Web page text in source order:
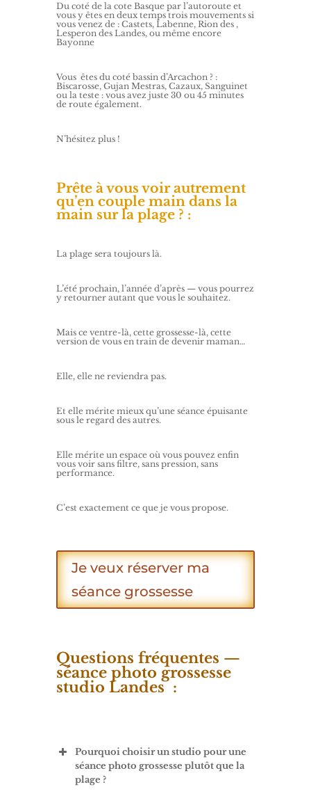
Du coté de la cote Basque par l’autoroute et
vous y êtes en deux temps trois mouvements si
vous venez de : Castets, Labenne, Rion des ,
Lesperon des Landes, ou même encore
Bayonne
Vous êtes du coté bassin d’Arcachon ? :
Biscarosse, Gujan Mestras, Cazaux, Sanguinet
ou la teste : vous avez juste 30 ou 45 minutes
de route également.
N’hésitez plus !
Prête à vous voir autrement
qu’en couple main dans la
main sur la plage ? :
La plage sera toujours là.
L’été prochain, l’année d’après — vous pourrez
y retourner autant que vous le souhaitez.
Mais ce ventre-là, cette grossesse-là, cette
version de vous en train de devenir maman…
Elle, elle ne reviendra pas.
Et elle mérite mieux qu’une séance épuisante
sous le regard des autres.
Elle mérite un espace où vous pouvez enfin
vous voir sans filtre, sans pression, sans
performance.
C’est exactement ce que je vous propose.
Je veux réserver ma
séance grossesse
Questions fréquentes —
séance photo grossesse
studio Landes :
Pourquoi choisir un studio pour une
séance photo grossesse plutôt que la
plage ?